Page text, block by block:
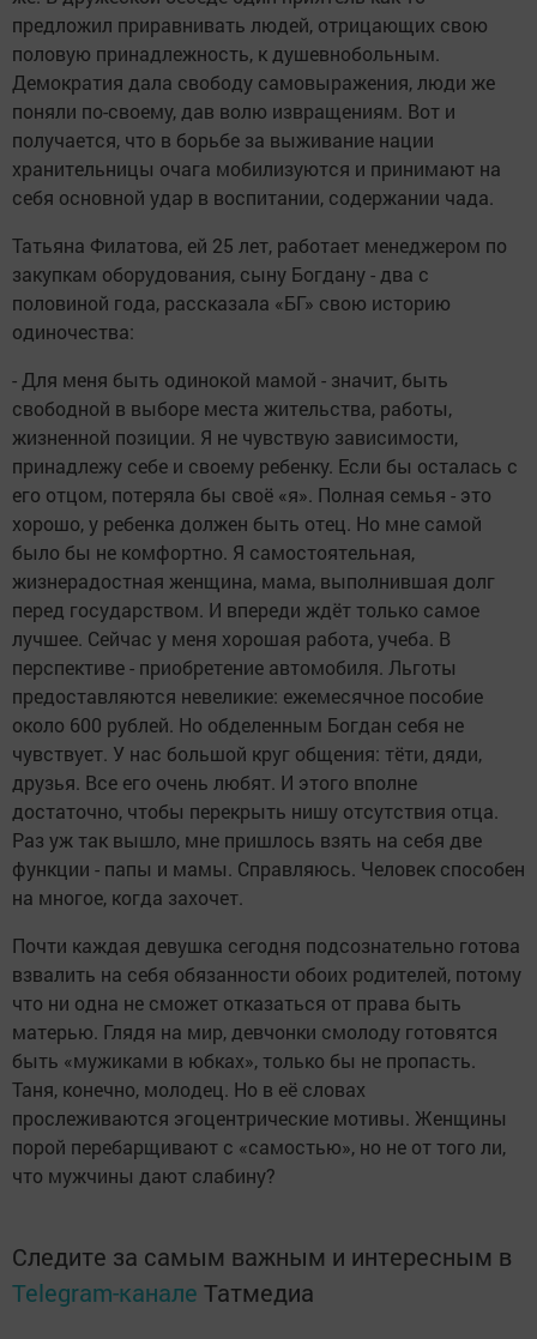
предложил приравнивать людей, отрицающих свою
половую принадлежность, к душевнобольным.
Демократия дала свободу самовыражения, люди же
поняли по-своему, дав волю извращениям. Вот и
получается, что в борьбе за выживание нации
хранительницы очага мобилизуются и принимают на
себя основной удар в воспитании, содержании чада.
Татьяна Филатова, ей 25 лет, работает менеджером по
закупкам оборудования, сыну Богдану - два с
половиной года, рассказала «БГ» свою историю
одиночества:
- Для меня быть одинокой мамой - значит, быть
свободной в выборе места жительства, работы,
жизненной позиции. Я не чувствую зависимости,
принадлежу себе и своему ребенку. Если бы осталась с
его отцом, потеряла бы своё «я». Полная семья - это
хорошо, у ребенка должен быть отец. Но мне самой
было бы не комфортно. Я самостоятельная,
жизнерадостная женщина, мама, выполнившая долг
перед государством. И впереди ждёт только самое
лучшее. Сейчас у меня хорошая работа, учеба. В
перспективе - приобретение автомобиля. Льготы
предоставляются невеликие: ежемесячное пособие
около 600 рублей. Но обделенным Богдан себя не
чувствует. У нас большой круг общения: тёти, дяди,
друзья. Все его очень любят. И этого вполне
достаточно, чтобы перекрыть нишу отсутствия отца.
Раз уж так вышло, мне пришлось взять на себя две
функции - папы и мамы. Справляюсь. Человек способен
на многое, когда захочет.
Почти каждая девушка сегодня подсознательно готова
взвалить на себя обязанности обоих родителей, потому
что ни одна не сможет отказаться от права быть
матерью. Глядя на мир, девчонки смолоду готовятся
быть «мужиками в юбках», только бы не пропасть.
Таня, конечно, молодец. Но в её словах
прослеживаются эгоцентрические мотивы. Женщины
порой перебарщивают с «самостью», но не от того ли,
что мужчины дают слабину?
Следите за самым важным и интересным в
Telegram-канале Татмедиа